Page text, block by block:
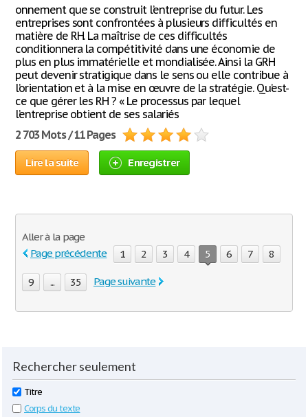
onnement que se construit l’entreprise du futur. Les
entreprises sont confrontées à plusieurs difficultés en
matière de RH. La maîtrise de ces difficultés
conditionnera la compétitivité dans une économie de
plus en plus immatérielle et mondialisée. Ainsi la GRH
peut devenir stratigique dans le sens ou elle contribue à
l’orientation et à la mise en œuvre de la stratégie. Qu’est-
ce que gérer les RH ? « Le processus par lequel
l’entreprise obtient de ses salariés
2 703 Mots / 11 Pages
Lire la suite Enregistrer
Aller à la page
Page précédente
1 2 3 4 5 6 7 8
9 ... 35 Page suivante
Rechercher seulement
Titre
Corps du texte